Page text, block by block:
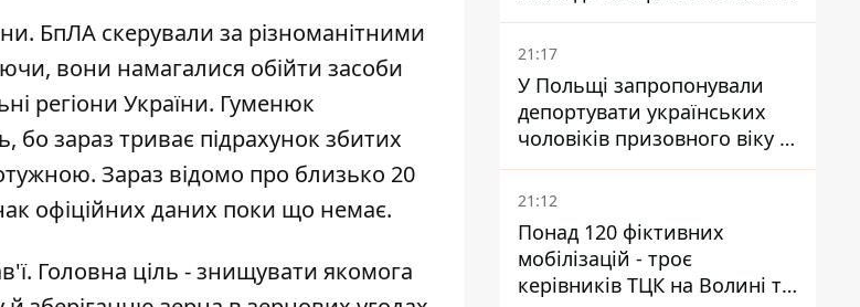
БпЛА скерували за різноманітними
вони намагалися обійти засоби
регіони України. Гуменюк
бо зараз триває підрахунок збитих
Зараз відомо про близько 20
офіційних даних поки що немає.
Головна ціль - знищувати якомога
National Security Journal
21:17
У Польщі запропонували
депортувати українських
чоловіків призовного віку -
кого це може торкнутися
21:12
Понад 120 фіктивних
мобілізацій - троє
керівників ТЦК на Волині та